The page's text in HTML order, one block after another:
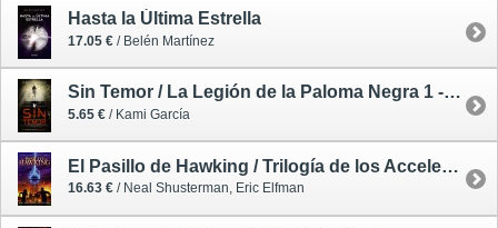
Hasta la Última Estrella
17.05 € / Belén Martínez
Sin Temor / La Legión de la Paloma Negra 1 - oferta
5.65 € / Kami García
El Pasillo de Hawking / Trilogía de los Accelerati 3
16.63 € / Neal Shusterman, Eric Elfman